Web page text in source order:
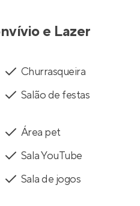
e Lazer
Churrasqueira
Salão de festas
Área pet
Sala YouTube
Sala de jogos